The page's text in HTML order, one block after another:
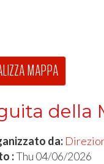
MAPPA
della
da:
:Thu 04/06/2026